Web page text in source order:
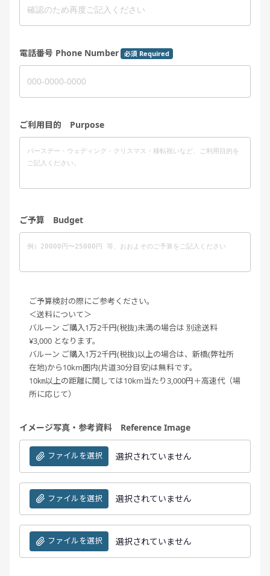
電話番号 Phone Number 必須 Required
ご利用目的 Purpose
ご予算 Budget
ご予算検討の際にご参考ください。
＜送料について＞
バルーン ご購入1万2千円(税抜)未満の場合は 別途送料
¥3,000 となります。
バルーン ご購入1万2千円(税抜)以上の場合は、新橋(弊社所
在地)から10km圏内(片道30分目安)は無料です。
10㎞以上の距離に関しては10km当たり3,000円＋高速代（場
所に応じて）
イメージ写真・参考資料 Reference Image
ファイルを選択 選択されていません
ファイルを選択 選択されていません
ファイルを選択 選択されていません